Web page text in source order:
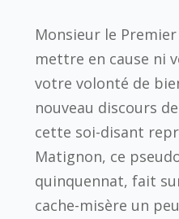
Monsieur le
mettre en cause ni
votre volonté de
nouveau discours
cette soi-disant
Matignon, ce
quinquennat, fait
cache-misère un